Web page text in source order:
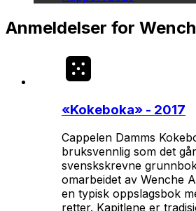
Anmeldelser for
«Kokeboka» - 2017
Cappelen Damms
bruksvennlig som det
svenskskrevne
omarbeidet av Wenche
en typisk oppslagsbok
retter. Kapitlene er